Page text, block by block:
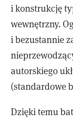
i konstrukcję
wewnętrzny.
i bezustannie
autorskiego
(standardowe
Dzięki temu